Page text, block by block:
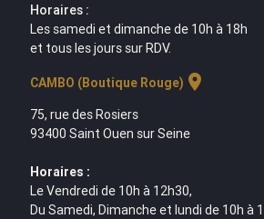
Horaires :
Les samedi et dimanche de 10h à 18h
et tous les jours sur RDV.
CAMBO (Boutique Rouge) location_on
75, rue des Rosiers
93400 Saint Ouen sur Seine
Horaires :
Le Vendredi de 10h à 12h30,
Du Samedi, Dimanche et lundi de 10h à